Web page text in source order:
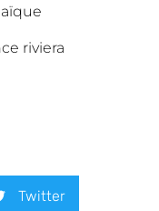
Twitter